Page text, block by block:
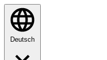
Deutsch